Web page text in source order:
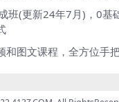
班(更新24年7月)，0基
和图文课程，全方位手